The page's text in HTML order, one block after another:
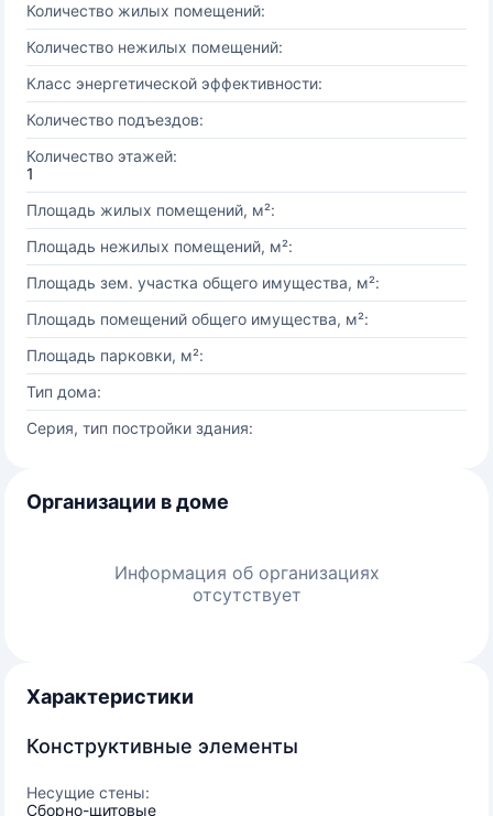
Количество жилых помещений:
Количество нежилых помещений:
Класс энергетической эффективности:
Количество подъездов:
Количество этажей:
1
Площадь жилых помещений, м²:
Площадь нежилых помещений, м²:
Площадь зем. участка общего имущества, м²:
Площадь помещений общего имущества, м²:
Площадь парковки, м²:
Тип дома:
Серия, тип постройки здания:
Организации в доме
Информация об организациях
отсутствует
Характеристики
Конструктивные элементы
Несущие стены:
Сборно-щитовые